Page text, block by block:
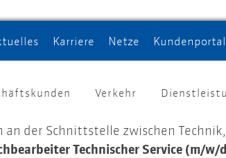
Kundenportal
Netze
Karriere
Verkehr
der Schnittstelle zwischen
Technischer Service (m/w/